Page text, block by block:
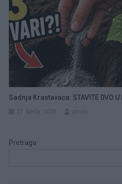
Sadnja Krastavaca: STAVITE 0VO U
Pretraga